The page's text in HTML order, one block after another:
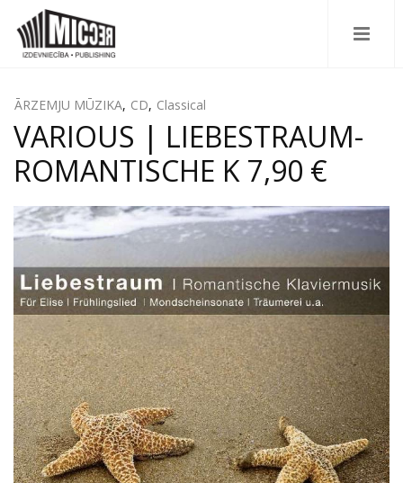
ĀRZEMJU MŪZIKA, CD, Classical
VARIOUS | LIEBESTRAUM-
ROMANTISCHE K 7,90 €